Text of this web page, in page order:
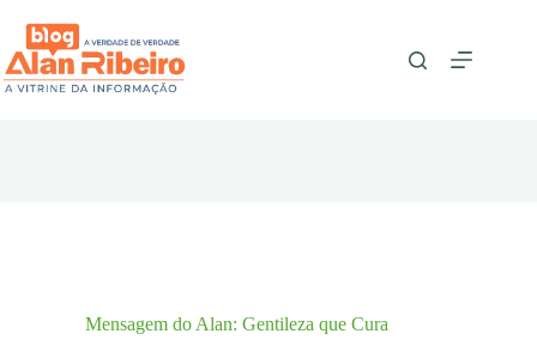
para
conteúdo
Mensagem do Alan: Gentileza que Cura